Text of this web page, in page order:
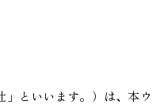
」といいます。）は、本ウ